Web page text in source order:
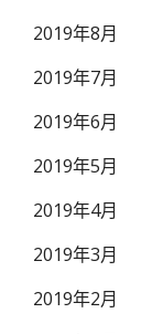
2019年8月
2019年7月
2019年6月
2019年5月
2019年4月
2019年3月
2019年2月